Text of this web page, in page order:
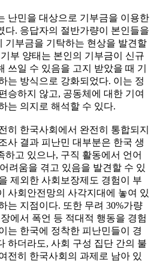
난민을 대상으로 기부금을 이용한
다. 응답자의 절반가량이 본인들을
기부금을 기탁하는 현상을 발견할
부 양태는 본인의 기부금이 신규
쓰일 수 있음을 고지 받았을 때 기
는 방식으로 강화되었다. 이는 정
승하지 않고, 공동체에 대한 기여
는 의지로 해석할 수 있다.
히 한국사회에서 완전히 통합되지
사 결과 피난민 대부분은 한국 생
하고 있으나, 구직 활동에서 언어
려움을 겪고 있음을 발견할 수 있
제외한 사회보장제도 경험이 부
사회안전망의 사각지대에 놓여 있
는 지점이다. 또한 무려 30%가량
에서 폭언 등 적대적 행동을 경험
는 한국에 정착한 피난민들이 경
하더라도, 사회 구성 집단 간의 불
전히 한국사회의 과제로 남아 있